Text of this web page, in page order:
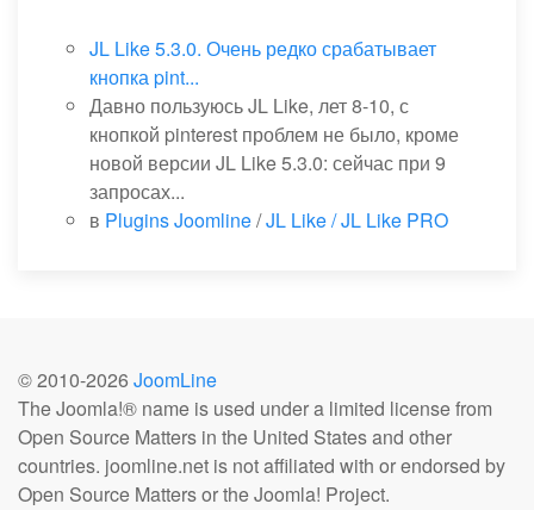
JL Like 5.3.0. Очень редко срабатывает
кнопка pint...
Давно пользуюсь JL Like, лет 8-10, с
кнопкой pinterest проблем не было, кроме
новой версии JL Like 5.3.0: сейчас при 9
запросах...
в Plugins Joomline/JL Like / JL Like PRO
© 2010-2026 JoomLine
The Joomla!® name is used under a limited license from
Open Source Matters in the United States and other
countries. joomline.net is not affiliated with or endorsed by
Open Source Matters or the Joomla! Project.